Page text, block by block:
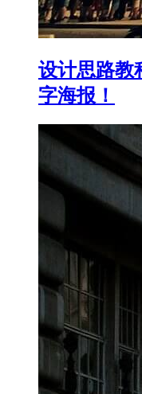
设计思路教
字海报！